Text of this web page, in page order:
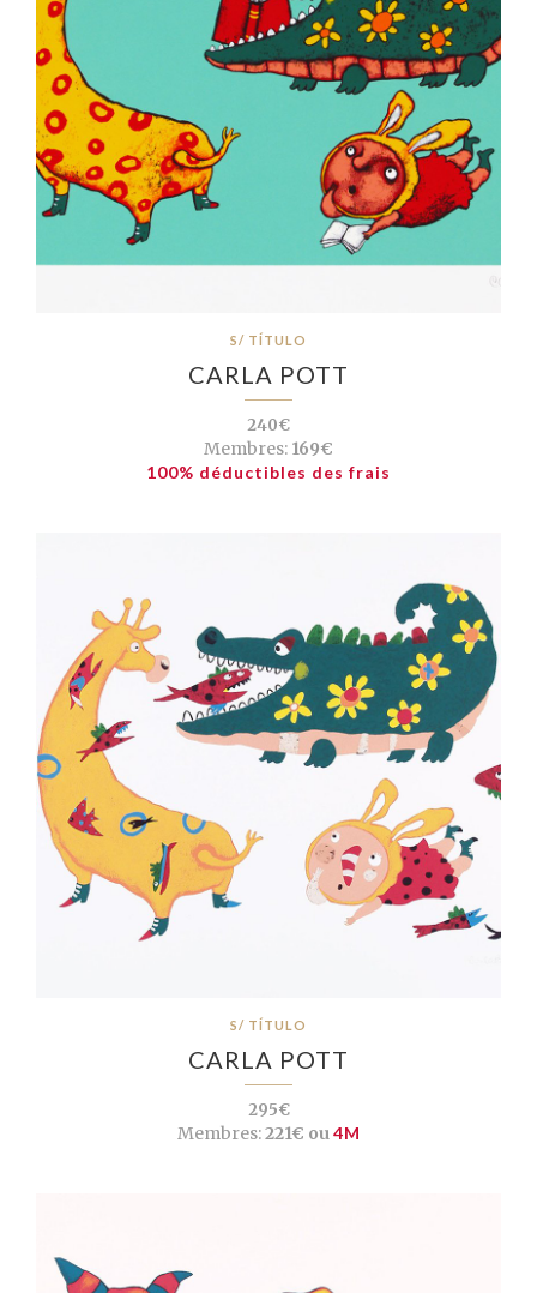
S/ TÍTULO
CARLA POTT
240€
Membres: 169€
100% déductibles des frais
S/ TÍTULO
CARLA POTT
295€
Membres:221€ ou4M